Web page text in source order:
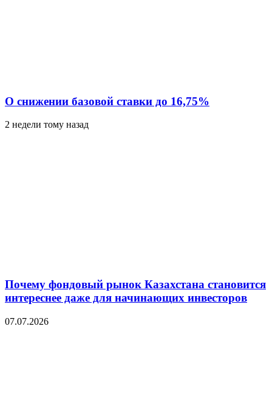
О снижении базовой ставки до 16,75%
2 недели тому назад
Почему фондовый рынок Казахстана становится
интереснее даже для начинающих инвесторов
07.07.2026